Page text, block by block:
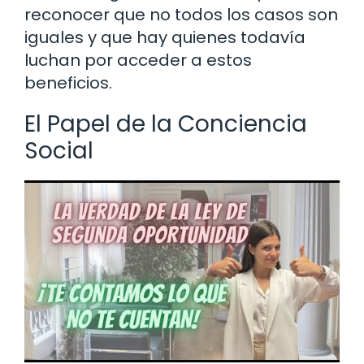
reconocer que no todos los casos son
iguales y que hay quienes todavía
luchan por acceder a estos
beneficios.
El Papel de la Conciencia
Social